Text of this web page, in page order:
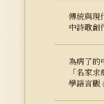
傳統與現
中詩歌創
為病了的
「名家
學語言觀